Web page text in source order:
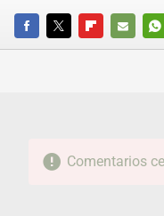
FACEBOOKTWITTERFLIPBOARD
E-
Comentarios